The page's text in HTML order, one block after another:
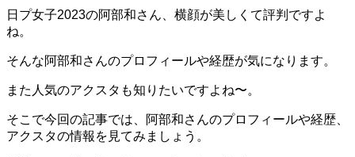
日プ女子2023の阿部和さん、横顔が美しくて評判ですよ
ね。
そんな阿部和さんのプロフィールや経歴が気になります。
また人気のアクスタも知りたいですよね〜。
そこで今回の記事では、阿部和さんのプロフィールや経歴、
アクスタの情報を見てみましょう。